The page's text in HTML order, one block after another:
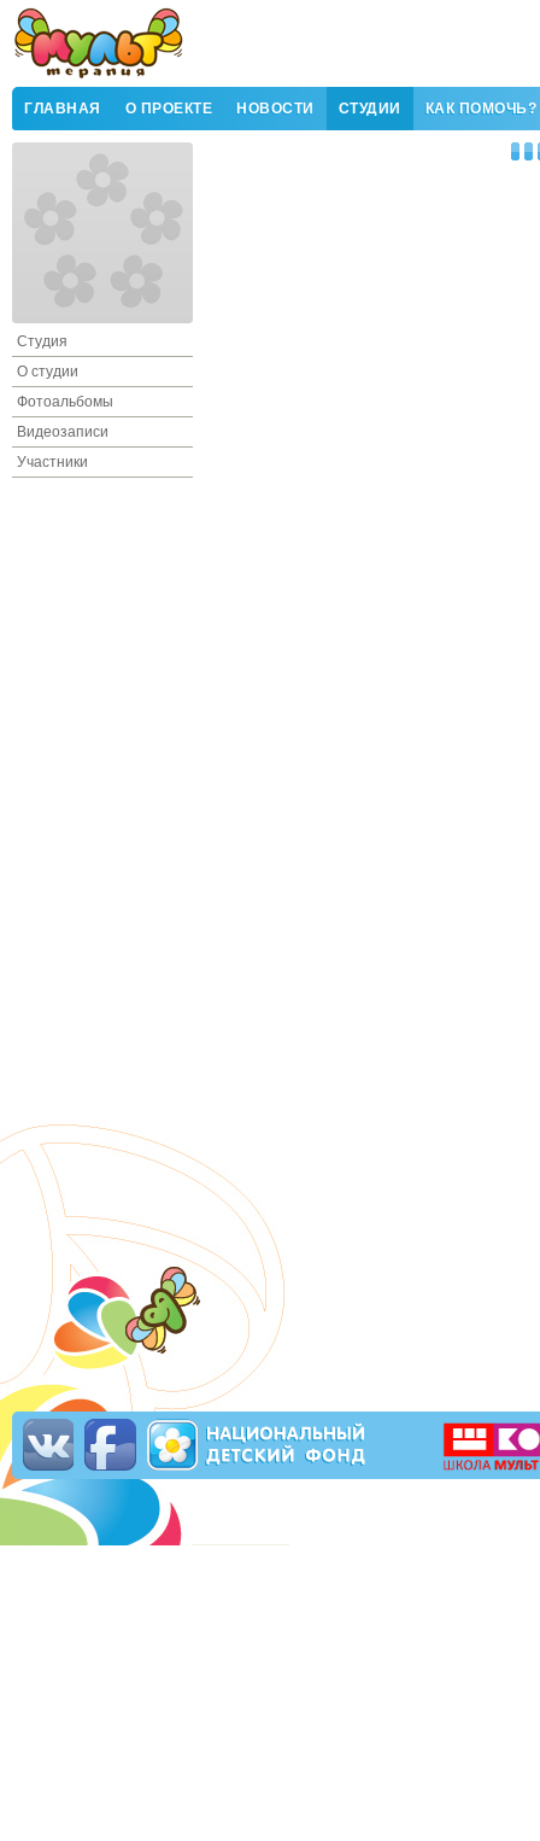
ГЛАВНАЯ О ПРОЕКТЕ НОВОСТИ СТУДИИ КАК ПОМОЧЬ?
Студия
О студии
Фотоальбомы
Видеозаписи
Участники